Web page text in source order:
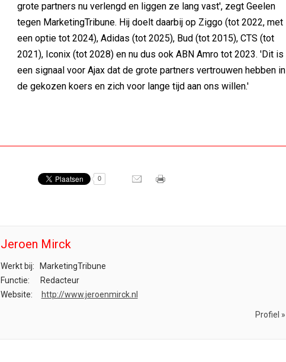
grote partners nu verlengd en liggen ze lang vast', zegt Geelen
tegen MarketingTribune. Hij doelt daarbij op Ziggo (tot 2022, met
een optie tot 2024), Adidas (tot 2025), Bud (tot 2015), CTS (tot
2021), Iconix (tot 2028) en nu dus ook ABN Amro tot 2023. 'Dit is
een signaal voor Ajax dat de grote partners vertrouwen hebben in
de gekozen koers en zich voor lange tijd aan ons willen.'
0
Jeroen Mirck
Werkt bij:
MarketingTribune
Functie:
Redacteur
Website:
http://www.jeroenmirck.nl
Profiel »